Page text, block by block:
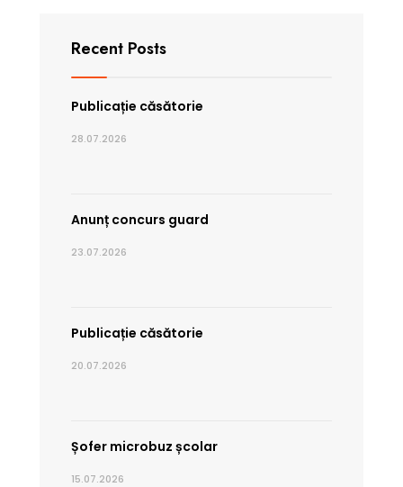
Recent Posts
Publicație căsătorie
28.07.2026
Anunț concurs guard
23.07.2026
Publicație căsătorie
20.07.2026
Șofer microbuz școlar
15.07.2026